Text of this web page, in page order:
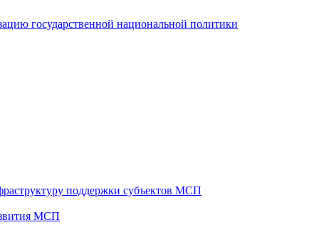
государственной национальной политики
поддержки субъектов МСП
МСП